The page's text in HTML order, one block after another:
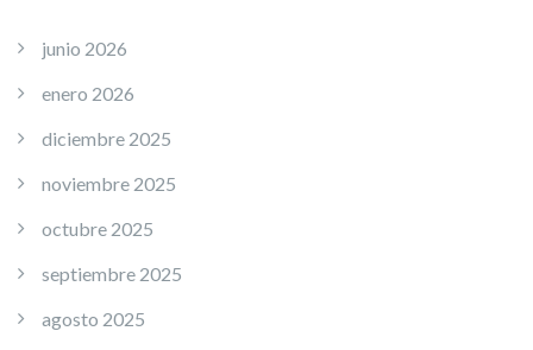
junio 2026
enero 2026
diciembre 2025
noviembre 2025
octubre 2025
septiembre 2025
agosto 2025